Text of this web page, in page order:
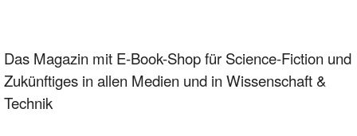
Das Magazin mit E-Book-Shop für Science-Fiction und
Zukünftiges in allen Medien und in Wissenschaft &
Technik